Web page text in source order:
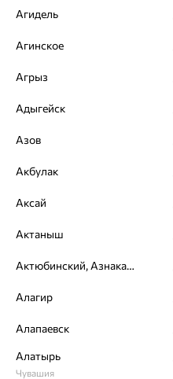
18 042
64%
91 290₽ 253 582
Агидель
Агинское
Агрыз
Адыгейск
Азов
Акбулак
Аксай
Актаныш
Актюбинский, Азнакаевский район
Алагир
Алапаевск
Алатырь
Чувашия